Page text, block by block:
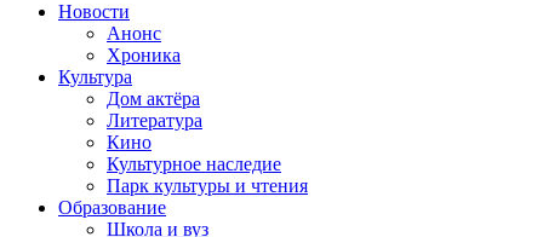
Новости
Анонс
Хроника
Культура
Дом актёра
Литература
Кино
Культурное наследие
Парк культуры и чтения
Образование
Школа и вуз